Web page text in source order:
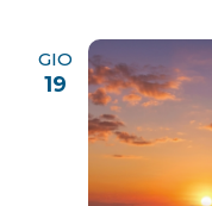
GIO
19